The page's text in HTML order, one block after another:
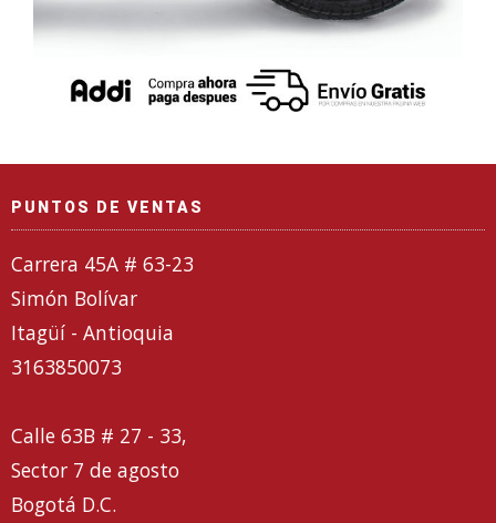
PUNTOS DE VENTAS
Carrera 45A # 63-23
Simón Bolívar
Itagüí - Antioquia
3163850073
Calle 63B # 27 - 33,
Sector 7 de agosto
Bogotá D.C.